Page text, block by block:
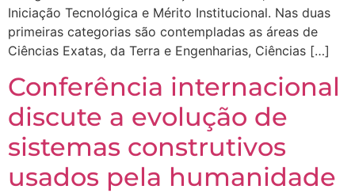
Iniciação Tecnológica e Mérito Institucional. Nas duas
primeiras categorias são contempladas as áreas de
Ciências Exatas, da Terra e Engenharias, Ciências […]
Conferência internacional
discute a evolução de
sistemas construtivos
usados pela humanidade